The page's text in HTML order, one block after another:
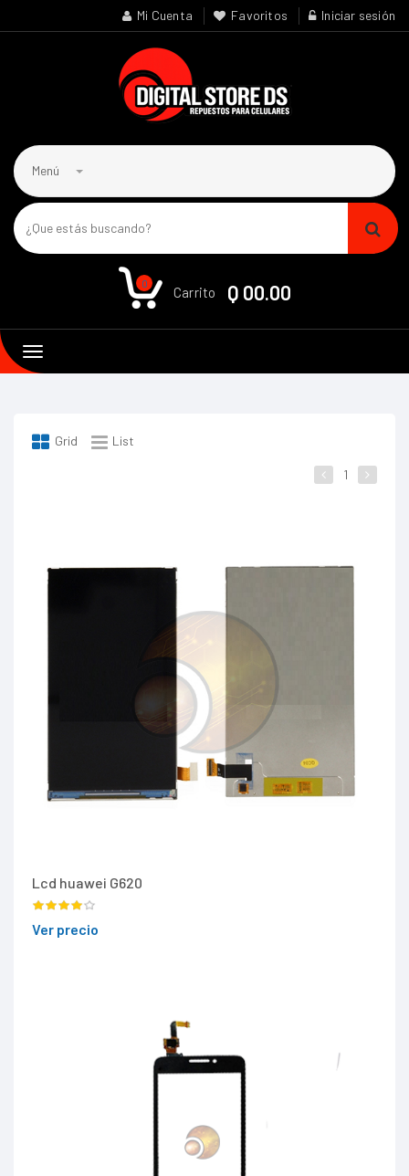
Mi Cuenta Favoritos Iniciar sesión
Menú
0
Carrito Q 00.00
Toggle
navigation
Grid List
1
Lcd huawei G620
Ver precio